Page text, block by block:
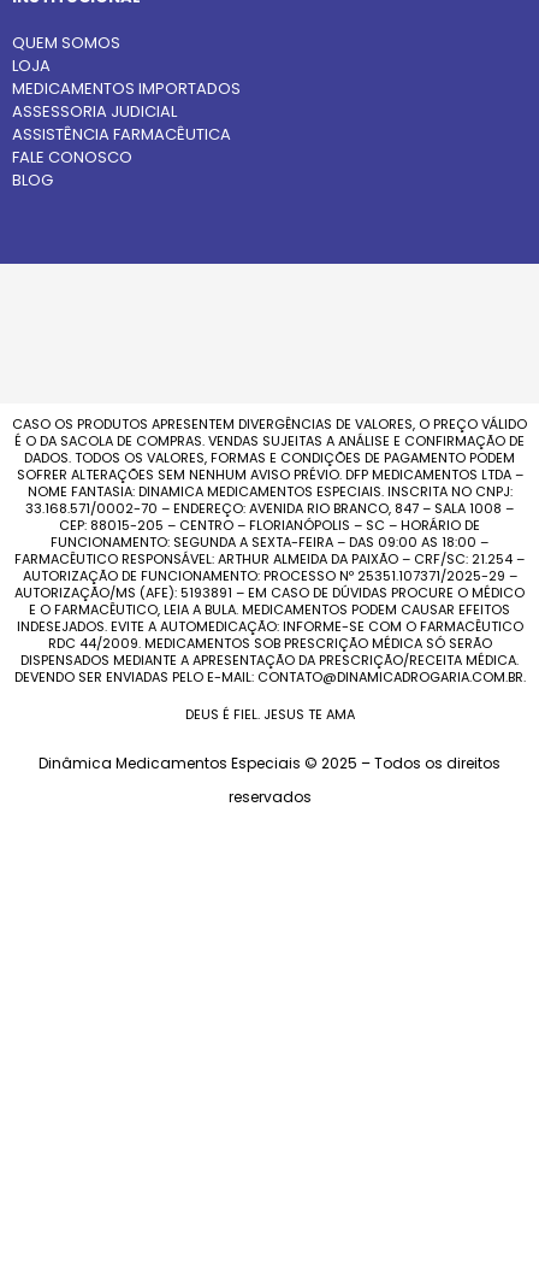
QUEM SOMOS
LOJA
MEDICAMENTOS IMPORTADOS
ASSESSORIA JUDICIAL
ASSISTÊNCIA FARMACÊUTICA
FALE CONOSCO
BLOG
CASO OS PRODUTOS APRESENTEM DIVERGÊNCIAS DE VALORES, O PREÇO VÁLIDO
É O DA SACOLA DE COMPRAS. VENDAS SUJEITAS A ANÁLISE E CONFIRMAÇÃO DE
DADOS. TODOS OS VALORES, FORMAS E CONDIÇÕES DE PAGAMENTO PODEM
SOFRER ALTERAÇÕES SEM NENHUM AVISO PRÉVIO. DFP MEDICAMENTOS LTDA –
NOME FANTASIA: DINAMICA MEDICAMENTOS ESPECIAIS. INSCRITA NO CNPJ:
33.168.571/0002-70 – ENDEREÇO: AVENIDA RIO BRANCO, 847 – SALA 1008 –
CEP: 88015-205 – CENTRO – FLORIANÓPOLIS – SC – HORÁRIO DE
FUNCIONAMENTO: SEGUNDA A SEXTA-FEIRA – DAS 09:00 AS 18:00 –
FARMACÊUTICO RESPONSÁVEL: ARTHUR ALMEIDA DA PAIXÃO – CRF/SC: 21.254 –
AUTORIZAÇÃO DE FUNCIONAMENTO: PROCESSO Nº 25351.107371/2025-29 –
AUTORIZAÇÃO/MS (AFE): 5193891 – EM CASO DE DÚVIDAS PROCURE O MÉDICO
E O FARMACÊUTICO, LEIA A BULA. MEDICAMENTOS PODEM CAUSAR EFEITOS
INDESEJADOS. EVITE A AUTOMEDICAÇÃO: INFORME-SE COM O FARMACÊUTICO
RDC 44/2009. MEDICAMENTOS SOB PRESCRIÇÃO MÉDICA SÓ SERÃO
DISPENSADOS MEDIANTE A APRESENTAÇÃO DA PRESCRIÇÃO/RECEITA MÉDICA.
DEVENDO SER ENVIADAS PELO E-MAIL: CONTATO@DINAMICADROGARIA.COM.BR.
DEUS É FIEL. JESUS TE AMA
Dinâmica Medicamentos Especiais © 2025 – Todos os direitos
reservados